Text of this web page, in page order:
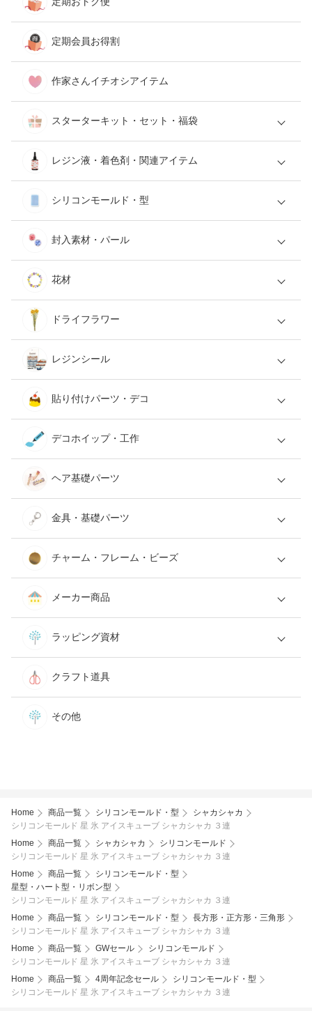
定期会員お得割
作家さんイチオシアイテム
スターターキット・セット・福袋
レジン液・着色剤・関連アイテム
シリコンモールド・型
封入素材・パール
花材
ドライフラワー
レジンシール
貼り付けパーツ・デコ
デコホイップ・工作
ヘア基礎パーツ
金具・基礎パーツ
チャーム・フレーム・ビーズ
メーカー商品
ラッピング資材
クラフト道具
その他
Home 商品一覧 シリコンモールド・型
シャカシャカ
シリコンモールド 星 氷 アイスキューブ シャカシャカ ３連
Home
商品一覧 シャカシャカ
シリコンモールド
シリコンモールド 星 氷 アイスキューブ シャカシャカ ３連
Home
商品一覧
シリコンモールド・型
星型・ハート型・リボン型
シリコンモールド 星 氷 アイスキューブ シャカシャカ ３連
Home
商品一覧 シリコンモールド・型
長方形・正方形・三角形
シリコンモールド 星 氷 アイスキューブ シャカシャカ ３連
Home
商品一覧 GWセール
シリコンモールド
シリコンモールド 星 氷 アイスキューブ シャカシャカ ３連
Home
商品一覧 4周年記念セール
シリコンモールド・型
シリコンモールド 星 氷 アイスキューブ シャカシャカ ３連